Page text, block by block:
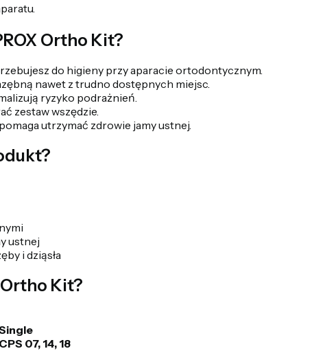
Ortho Kit?
do higieny przy aparacie ortodontycznym.
nawet z trudno dostępnych miejsc.
ryzyko podrażnień.
zestaw wszędzie.
utrzymać zdrowie jamy ustnej.
ustnej
i dziąsła
Ortho Kit?
07, 14, 18